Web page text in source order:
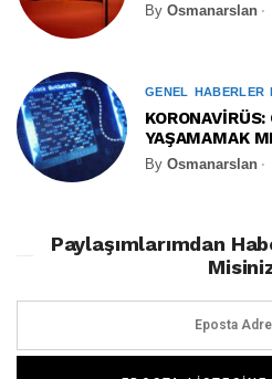
By Osmanarslan
GENEL HABERLER
YAŞAMAMAK
By Osmanarslan
Paylaşımlarımdan